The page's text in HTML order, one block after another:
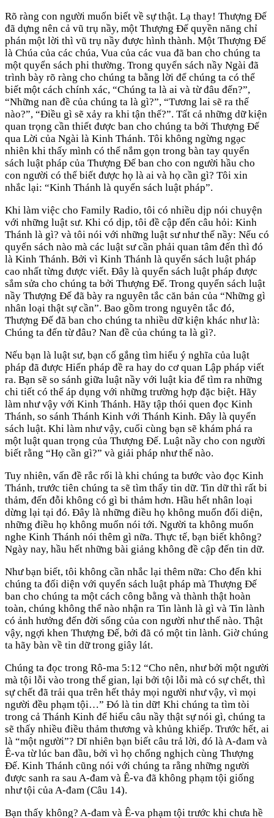
Rõ ràng con người muốn biết về sự thật. Lạ thay! Thượng Đế
đã dựng nên cả vũ trụ nầy, một Thượng Đế quyền năng chỉ
phán một lời thì vũ trụ nầy được hình thành. Một Thượng Đế
là Chúa của các chúa, Vua của các vua đã ban cho chúng ta
một quyển sách phi thường. Trong quyển sách nầy Ngài đã
trình bày rõ ràng cho chúng ta bằng lời để chúng ta có thể
biết một cách chính xác, “Chúng ta là ai và từ đâu đến?”,
“Những nan đề của chúng ta là gì?”, “Tương lai sẽ ra thế
nào?”, “Điều gì sẽ xảy ra khi tận thế?”. Tất cả những dữ kiện
quan trọng cần thiết được ban cho chúng ta bởi Thượng Đế
qua Lời của Ngài là Kinh Thánh. Tôi không ngừng ngạc
nhiên khi thấy mình có thể nắm gọn trong bàn tay quyển
sách luật pháp của Thượng Đế ban cho con người hầu cho
con người có thể biết được họ là ai và họ cần gì? Tôi xin
nhắc lại: “Kinh Thánh là quyển sách luật pháp”.
Khi làm việc cho Family Radio, tôi có nhiều dịp nói chuyện
với những luật sư. Khi có dịp, tôi đề cập đến câu hỏi: Kinh
Thánh là gì? và tôi nói với những luật sư như thế nầy: Nếu có
quyển sách nào mà các luật sư cần phải quan tâm đến thì đó
là Kinh Thánh. Bởi vì Kinh Thánh là quyển sách luật pháp
cao nhất từng được viết. Đây là quyển sách luật pháp được
sắm sửa cho chúng ta bởi Thượng Đế. Trong quyển sách luật
nầy Thượng Đế đã bày ra nguyên tắc căn bản của “Những gì
nhân loại thật sự cần”. Bao gồm trong nguyên tắc đó,
Thượng Đế đã ban cho chúng ta nhiều dữ kiện khác như là:
Chúng ta đến từ đâu? Nan đề của chúng ta là gì?.
Nếu bạn là luật sư, bạn cố gắng tìm hiểu ý nghĩa của luật
pháp đã được Hiến pháp đề ra hay do cơ quan Lập pháp viết
ra. Bạn sẽ so sánh giữa luật nầy với luật kia để tìm ra những
chi tiết có thể áp dụng với những trường hợp đặc biệt. Hãy
làm như vậy với Kinh Thánh. Hãy tập thói quen đọc Kinh
Thánh, so sánh Thánh Kinh với Thánh Kinh. Đây là quyển
sách luật. Khi làm như vậy, cuối cùng bạn sẽ khám phá ra
một luật quan trọng của Thượng Đế. Luật nầy cho con người
biết rằng “Họ cần gì?” và giải pháp như thế nào.
Tuy nhiên, vấn đề rắc rối là khi chúng ta bước vào đọc Kinh
Thánh, trước tiên chúng ta sẽ tìm thấy tin dữ. Tin dữ thì rất bi
thảm, đến đỗi không có gì bi thảm hơn. Hầu hết nhân loại
dừng lại tại đó. Đây là những điều họ không muốn đối diện,
những điều họ không muốn nói tới. Người ta không muốn
nghe Kinh Thánh nói thêm gì nữa. Thực tế, bạn biết không?
Ngày nay, hầu hết những bài giảng không đề cập đến tin dữ.
Như bạn biết, tôi không cần nhắc lại thêm nữa: Cho đến khi
chúng ta đối diện với quyển sách luật pháp mà Thượng Đế
ban cho chúng ta một cách công bằng và thành thật hoàn
toàn, chúng không thể nào nhận ra Tin lành là gì và Tin lành
có ảnh hưởng đến đời sống của con người như thế nào. Thật
vậy, ngợi khen Thượng Đế, bởi đã có một tin lành. Giờ chúng
ta hãy bàn về tin dữ trong giây lát.
Chúng ta đọc trong Rô-ma 5:12 “Cho nên, như bởi một người
mà tội lỗi vào trong thế gian, lại bởi tội lỗi mà có sự chết, thì
sự chết đã trải qua trên hết thảy mọi người như vậy, vì mọi
người đều phạm tội…” Đó là tin dữ! Khi chúng ta tìm tòi
trong cả Thánh Kinh để hiểu câu nầy thật sự nói gì, chúng ta
sẽ thấy nhiều điều thảm thương và khủng khiếp. Trước hết, ai
là “một người”? Dĩ nhiên bạn biết câu trả lời, đó là A-đam và
Ê-va từ lúc ban đầu, bởi vì họ chống nghịch cùng Thượng
Đế. Kinh Thánh cũng nói với chúng ta rằng những người
được sanh ra sau A-đam và Ê-va đã không phạm tội giống
như tội của A-đam (Câu 14).
Bạn thấy không? A-đam và Ê-va phạm tội trước khi chưa hề